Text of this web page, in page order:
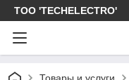
ТОО 'TECHELECTRO'